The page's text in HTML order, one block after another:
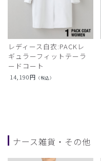
レディース白衣:PACKレ
ギュラーフィットテーラ
ードコート
14,190円 （税込）
ナース雑貨・その他